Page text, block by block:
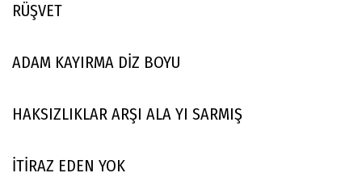
RÜŞVET
ADAM KAYIRMA DİZ BOYU
HAKSIZLIKLAR ARŞI ALA YI SARMIŞ
İTİRAZ EDEN YOK